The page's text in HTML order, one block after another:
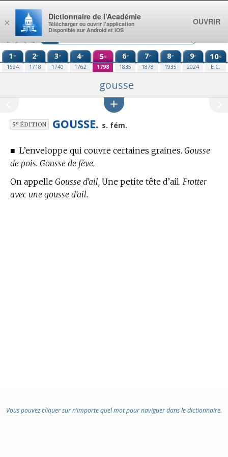
Aller au contenu
1re
1694
2e
1718
3e
1740
4e
1762
5e
1798
6e
1835
7e
1878
8e
1935
9e
2024
10e
E.C.
gousse
5eÉDITION GOUSSE. s. fém.
■ L’enveloppe qui couvre certaines graines. Gousse
de pois. Gousse de fève.
On appelle Gousse d’ail, Une petite tête d’ail. Frotter
avec une gousse d’ail.
Vous pouvez cliquer sur n’importe quel mot pour naviguer dans le dictionnaire.
×
Dictionnaire de l’Académie
Télécharger ou ouvrir l’application
Disponible sur Android et iOS
OUVRIR